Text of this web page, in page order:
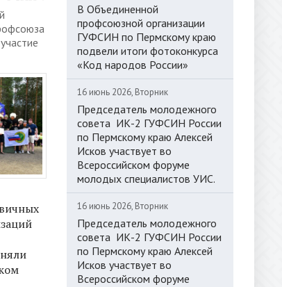
В Объединенной
профсоюзной организации
ГУФСИН по Пермскому краю
подвели итоги фотоконкурса
«Код народов России»
16 июнь 2026, Вторник
Председатель молодежного
совета ИК-2 ГУФСИН России
по Пермскому краю Алексей
Исков участвует во
Всероссийском форуме
молодых специалистов УИС.
16 июнь 2026, Вторник
Председатель молодежного
совета ИК-2 ГУФСИН России
по Пермскому краю Алексей
Исков участвует во
Всероссийском форуме